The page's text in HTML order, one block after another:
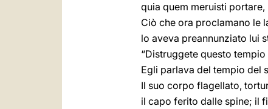
quia quem meruisti
Ciò che ora proclamano le
lo aveva preannunziato lui
“Distruggete questo
Egli parlava del tempio del
Il suo corpo flagellato,
il capo ferito dalle spine; il